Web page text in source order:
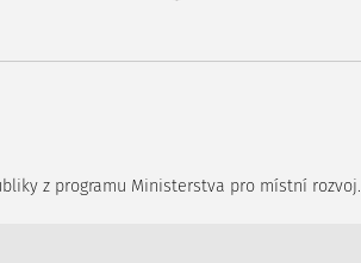
z programu Ministerstva pro místní rozvoj.